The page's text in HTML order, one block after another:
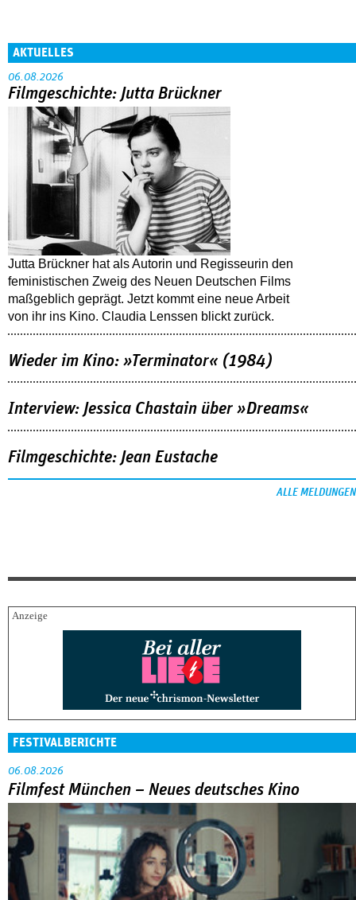
AKTUELLES
06.08.2026
Filmgeschichte: Jutta Brückner
Jutta Brückner hat als Autorin und Regisseurin den
feministischen Zweig des Neuen Deutschen Films
maßgeblich geprägt. Jetzt kommt eine neue Arbeit
von ihr ins Kino. Claudia Lenssen blickt zurück.
Wieder im Kino: »Terminator« (1984)
Interview: Jessica Chastain über »Dreams«
Filmgeschichte: Jean Eustache
ALLE MELDUNGEN
FESTIVALBERICHTE
06.08.2026
Filmfest München – Neues deutsches Kino